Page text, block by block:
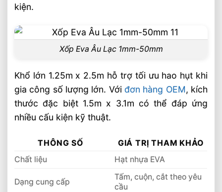
Thiết Bị Công Nghiệp Nặng
Xốp EVA Chống Va Đập Bảo Vệ Hàng Hóa
Xốp EVA Cách Nhiệt Cho Nhà Xưởng Hiệu
Quả Bền Bỉ An Toàn
Xốp EVA Đen Cứng Độ Bền Cao Ứng
Dụng Lót Sàn Và Cách Âm
Từ Âu Lạc
Sản Xuất Thảm Thể Thao EVA Theo Kích
Tấm EVA Foam 1mm – 50mm Sản Xuất
kiện.
Xốp Eva Âu Lạc 1mm-50mm
Khổ lớn 1.25m x 2.5m hỗ trợ tối ưu hao hụt khi
gia công số lượng lớn. Với đơn hàng OEM, kích
thước đặc biệt 1.5m x 3.1m có thể đáp ứng
nhiều cấu kiện kỹ thuật.
THÔNG SỐ
GIÁ TRỊ THAM KHẢO
Chất liệu
Hạt nhựa EVA
Dạng cung cấp
Tấm, cuộn, cắt theo yêu
cầu